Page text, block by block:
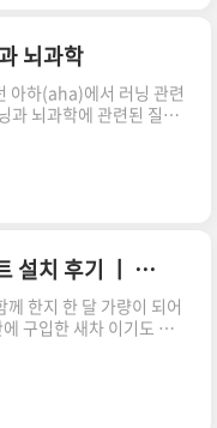
인 가족 14,000원에 방
가능한지 방법을 알려드
참고하시면 좋을 것 같습
들기하리보 체크카드의
1. 본인 무료 + 동반 1인
선착순으로 기념품 제
뇌과학
아하(aha)에서 러닝 관련
과 뇌과학에 관련된 질문
다. 뇌과학자들이 러닝
왜 인지에 대한 질문 이
성한 내용이라 그러려
에서 뇌과학자인 장동선
것입니다. 달리는 순간
일들을 하지 않게 하고 러
조절을 해줘서정기적인
스를 완화하는 내성이 생
에도 효과적이라고 합니
때는 러닝을 하세요평소
에 잡생..
디 올 뉴 싼타페(MX5) 트렁크 매트 설치 후기 ㅣ 샤오토
한지 한 달 가량이 되어
구입한 새차 이기도 하
함께 차박도 예정하고 있
하게 됐습니다. 7만원 후
지 정말 여러가지 제품
데,차량 구입할 때 받은 포